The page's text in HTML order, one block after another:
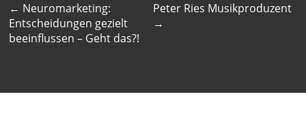
← Neuromarketing:
Entscheidungen gezielt
beeinflussen – Geht das?!
Peter Ries Musikproduzent
→